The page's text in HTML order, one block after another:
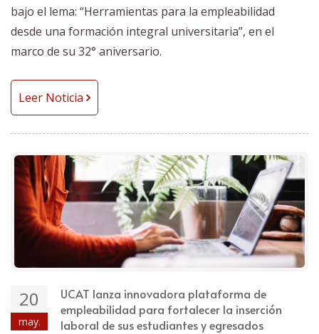
bajo el lema: “Herramientas para la empleabilidad
desde una formación integral universitaria”, en el
marco de su 32° aniversario.
Leer Noticia
20
may.
UCAT lanza innovadora plataforma de
empleabilidad para fortalecer la inserción
laboral de sus estudiantes y egresados